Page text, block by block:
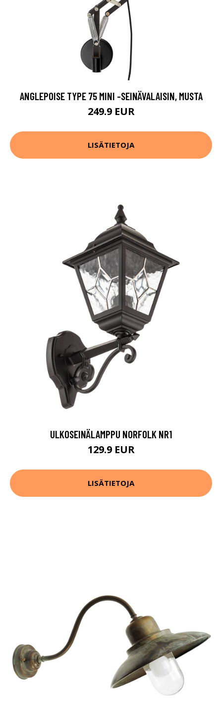
ANGLEPOISE TYPE 75 MINI -SEINÄVALAISIN, MUSTA
249.9 EUR
LISÄTIETOJA
ULKOSEINÄLAMPPU NORFOLK NR1
129.9 EUR
LISÄTIETOJA